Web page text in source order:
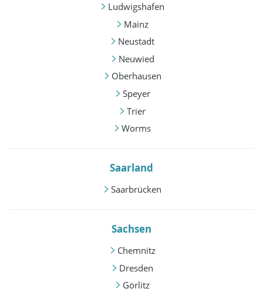
Ludwigshafen
Mainz
Neustadt
Neuwied
Oberhausen
Speyer
Trier
Worms
Saarland
Saarbrücken
Sachsen
Chemnitz
Dresden
Görlitz